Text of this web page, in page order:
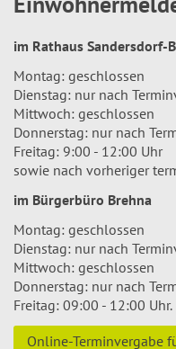
im Rathaus Sandersdorf-
Montag: geschlossen
Dienstag: nur nach
Mittwoch: geschlossen
Donnerstag: nur nach
Freitag: 9:00 - 12:00 Uhr
sowie nach vorheriger
im Bürgerbüro Brehna
Montag: geschlossen
Dienstag: nur nach
Mittwoch: geschlossen
Donnerstag: nur nach
Freitag: 09:00 - 12:00 Uhr.
Online-Terminvergabe